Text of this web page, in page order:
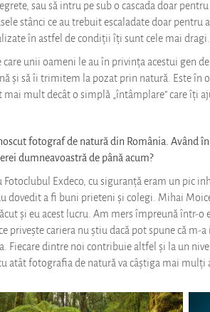
sau să intru pe sub o cascada doar
stânci ce au trebuit escaladate doar pentru
în astfel de condiții îți sunt cele mai dragi.
unii oameni le au în privința acestui gen
și să îi trimitem la pozat prin natură. Este în
mult decât o simplă „întâmplare” care îți
fotograf de natură din România. Având
dumneavoastră de până acum?
Fotoclubul Exdeco, cu siguranță eram un pic
dovedit a fi buni prieteni și colegi. Mihai
și eu acest lucru. Am mers împreună într-o
privește cariera nu știu dacă pot spune că
Fiecare dintre noi contribuie altfel și la un
atât fotografia de natură va câștiga mai mulți